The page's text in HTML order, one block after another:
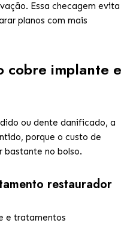
Essa checagem evita
planos com mais
cobre implante e
ou dente danificado, a
porque o custo de
bastante no bolso.
restaurador
e tratamentos